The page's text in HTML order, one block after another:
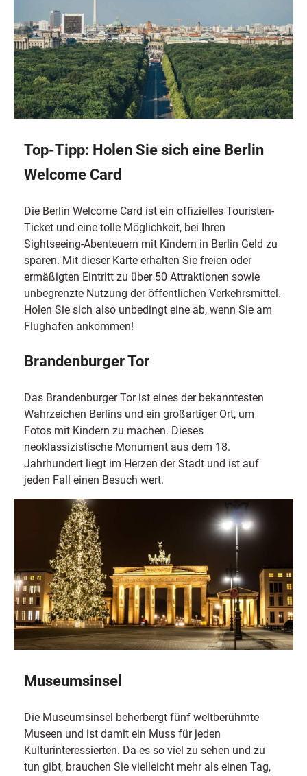
Top-Tipp: Holen Sie sich eine Berlin
Welcome Card
Die Berlin Welcome Card ist ein offizielles Touristen-
Ticket und eine tolle Möglichkeit, bei Ihren
Sightseeing-Abenteuern mit Kindern in Berlin Geld zu
sparen. Mit dieser Karte erhalten Sie freien oder
ermäßigten Eintritt zu über 50 Attraktionen sowie
unbegrenzte Nutzung der öffentlichen Verkehrsmittel.
Holen Sie sich also unbedingt eine ab, wenn Sie am
Flughafen ankommen!
Brandenburger Tor
Das Brandenburger Tor ist eines der bekanntesten
Wahrzeichen Berlins und ein großartiger Ort, um
Fotos mit Kindern zu machen. Dieses
neoklassizistische Monument aus dem 18.
Jahrhundert liegt im Herzen der Stadt und ist auf
jeden Fall einen Besuch wert.
Museumsinsel
Die Museumsinsel beherbergt fünf weltberühmte
Museen und ist damit ein Muss für jeden
Kulturinteressierten. Da es so viel zu sehen und zu
tun gibt, brauchen Sie vielleicht mehr als einen Tag,